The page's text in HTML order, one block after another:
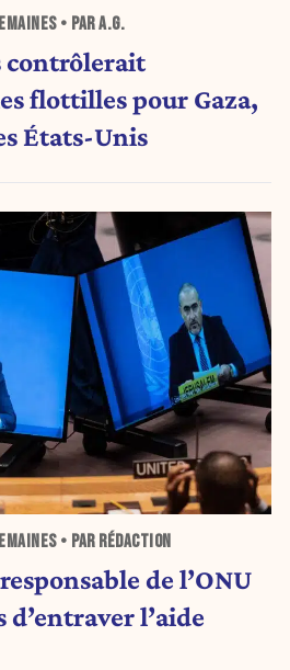
• PAR A.G.
contrôlerait
flottilles pour Gaza,
États-Unis
• PAR RÉDACTION
de l’ONU
d’entraver l’aide